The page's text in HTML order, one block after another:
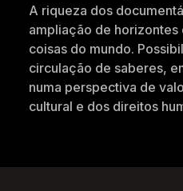
A riqueza dos
ampliação de horizontes
coisas do mundo.
circulação de saberes,
numa perspectiva de
cultural e dos direitos